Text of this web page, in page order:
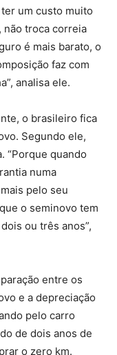
um custo muito
não troca correia
é mais barato, o
faz com
analisa ele.
o brasileiro fica
Segundo ele,
“Porque quando
numa
pelo seu
o seminovo tem
ou três anos”,
entre os
e a depreciação
pelo carro
de dois anos de
o zero km.